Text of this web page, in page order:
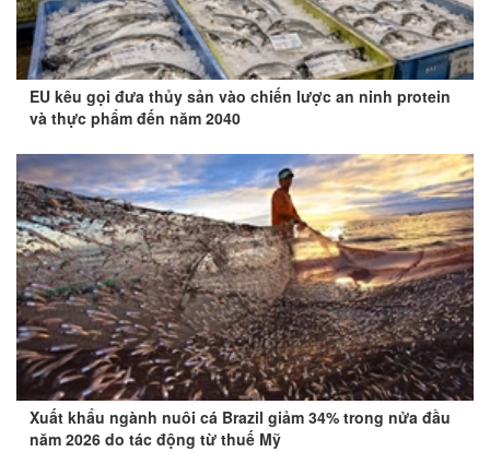
EU kêu gọi đưa thủy sản vào chiến lược an ninh protein
và thực phẩm đến năm 2040
Xuất khẩu ngành nuôi cá Brazil giảm 34% trong nửa đầu
năm 2026 do tác động từ thuế Mỹ